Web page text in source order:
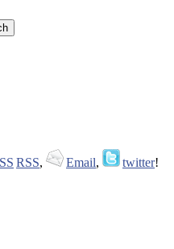
RSS, Email, twitter!